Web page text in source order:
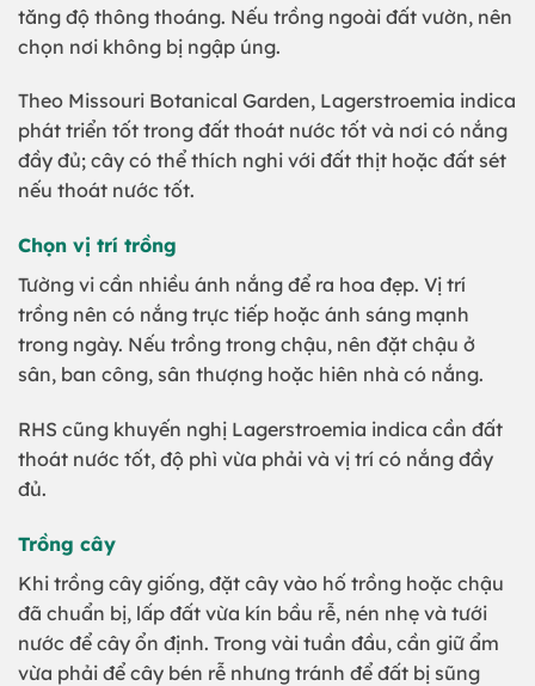
tăng độ thông thoáng. Nếu trồng ngoài đất vườn, nên
chọn nơi không bị ngập úng.
Theo Missouri Botanical Garden, Lagerstroemia indica
phát triển tốt trong đất thoát nước tốt và nơi có nắng
đầy đủ; cây có thể thích nghi với đất thịt hoặc đất sét
nếu thoát nước tốt.
Chọn vị trí trồng
Tường vi cần nhiều ánh nắng để ra hoa đẹp. Vị trí
trồng nên có nắng trực tiếp hoặc ánh sáng mạnh
trong ngày. Nếu trồng trong chậu, nên đặt chậu ở
sân, ban công, sân thượng hoặc hiên nhà có nắng.
RHS cũng khuyến nghị Lagerstroemia indica cần đất
thoát nước tốt, độ phì vừa phải và vị trí có nắng đầy
đủ.
Trồng cây
Khi trồng cây giống, đặt cây vào hố trồng hoặc chậu
đã chuẩn bị, lấp đất vừa kín bầu rễ, nén nhẹ và tưới
nước để cây ổn định. Trong vài tuần đầu, cần giữ ẩm
vừa phải để cây bén rễ nhưng tránh để đất bị sũng